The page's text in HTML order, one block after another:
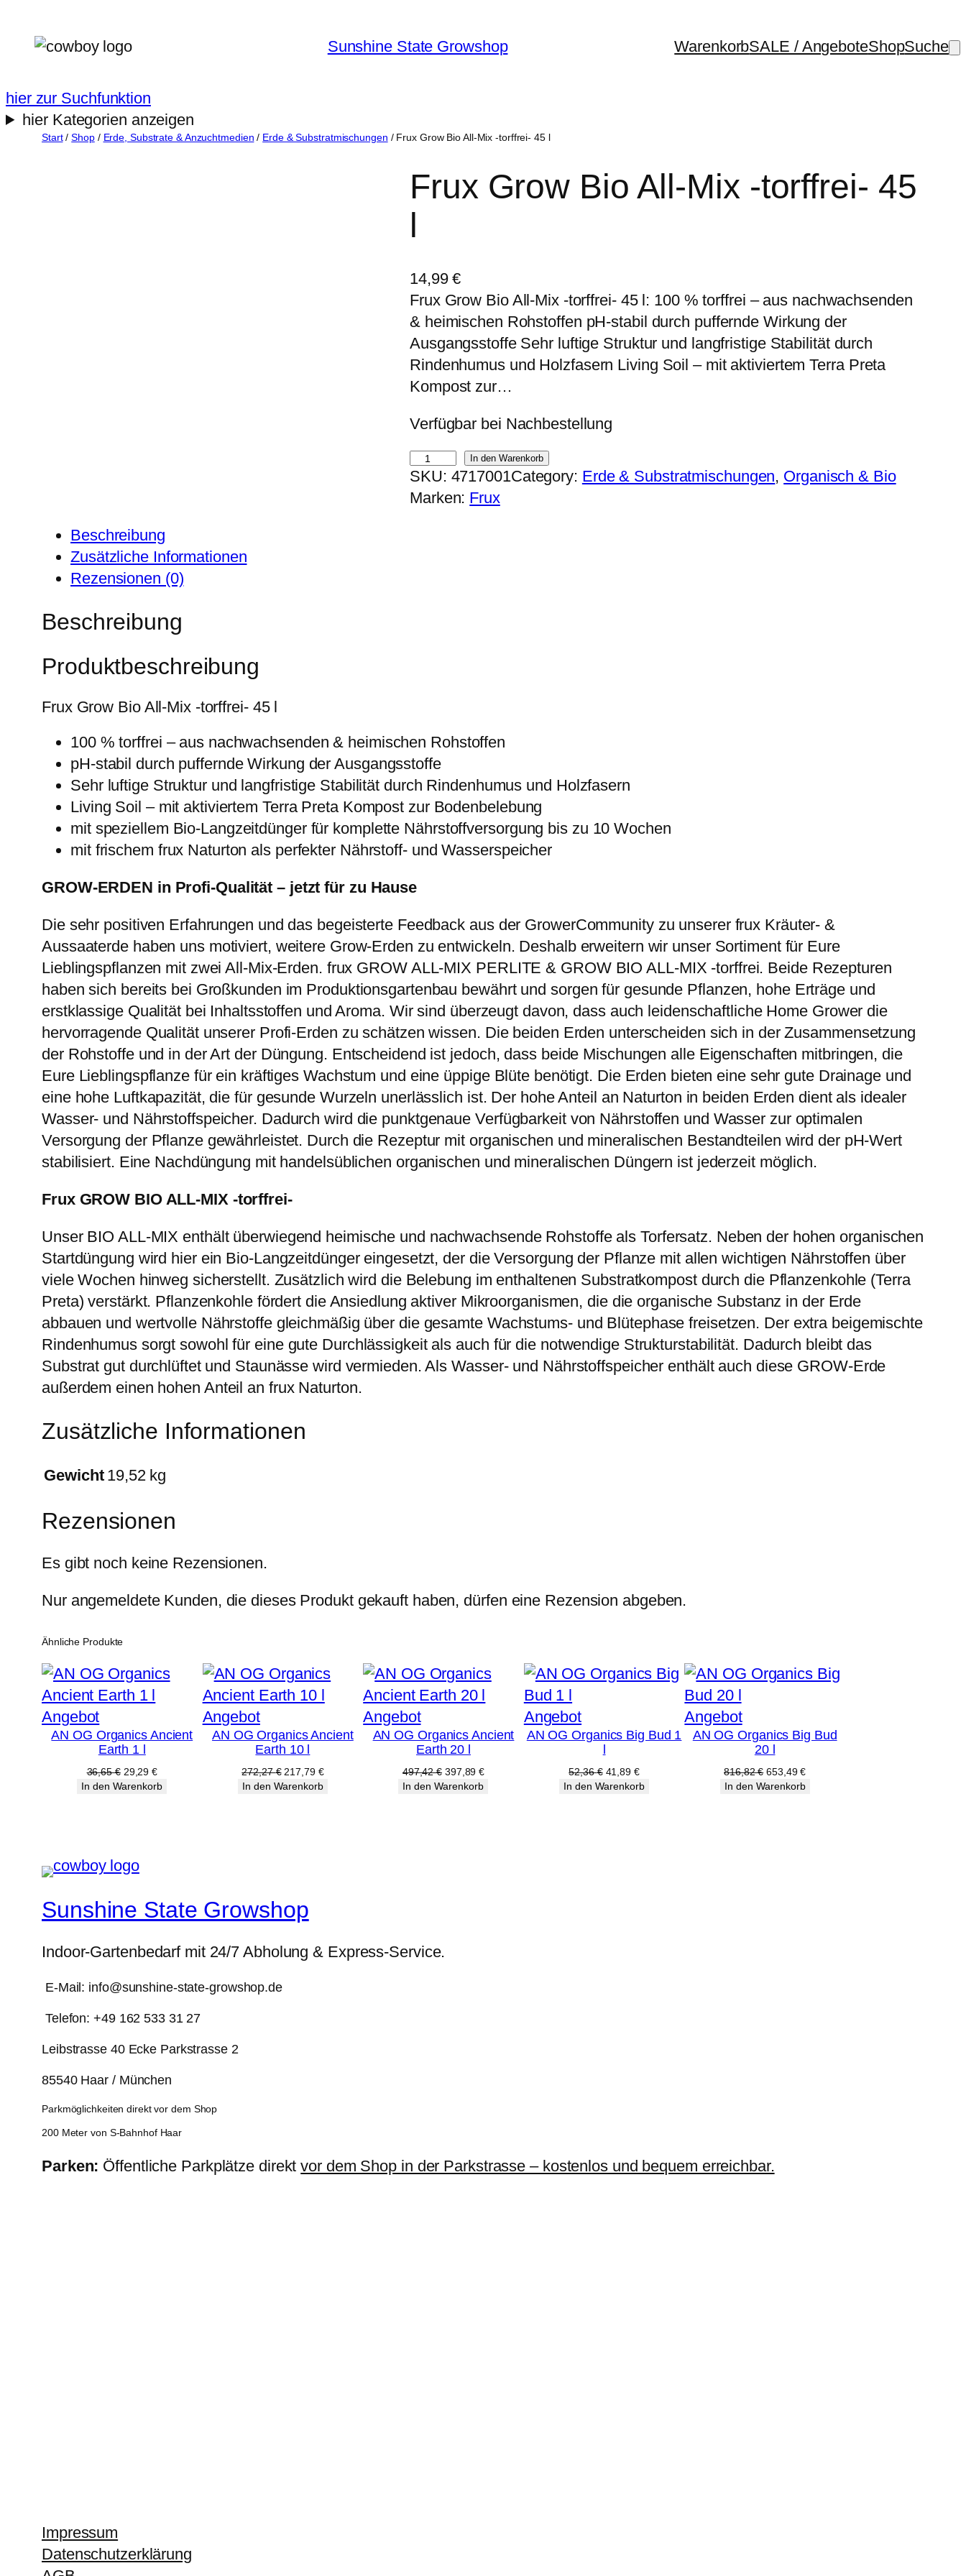
Inhalt
Sunshine State Growshop WarenkorbSALE / AngeboteShopSuche
hier zur Suchfunktion
hier Kategorien anzeigen
Start/Shop/ Erde, Substrate & Anzuchtmedien / Erde & Substratmischungen / Frux Grow Bio All-Mix -torffrei- 45 l
Frux Grow Bio All-Mix -torffrei- 45
14,99€
Frux Grow Bio All-Mix -torffrei- 45 l: 100 % torffrei – aus nachwachsenden
& heimischen Rohstoffen pH-stabil durch puffernde Wirkung der
Ausgangsstoffe Sehr luftige Struktur und langfristige Stabilität durch
Rindenhumus und Holzfasern Living Soil – mit aktiviertem Terra Preta
Kompost zur…
Verfügbar bei Nachbestellung
F
r
u
l
-
M
i
x
-
o
f
f
r
e
i
-
4
5
l
M
e
n
In den Warenkorb
SKU: 4717001Category: Erde & Substratmischungen, Organisch & Bio
Marken: Frux
Beschreibung
Zusätzliche Informationen
Rezensionen (0)
Beschreibung
Produktbeschreibung
Frux Grow Bio All-Mix -torffrei- 45 l
100 % torffrei – aus nachwachsenden & heimischen Rohstoffen
pH-stabil durch puffernde Wirkung der Ausgangsstoffe
Sehr luftige Struktur und langfristige Stabilität durch Rindenhumus und Holzfasern
Living Soil – mit aktiviertem Terra Preta Kompost zur Bodenbelebung
mit speziellem Bio-Langzeitdünger für komplette Nährstoffversorgung bis zu 10 Wochen
mit frischem frux Naturton als perfekter Nährstoff- und Wasserspeicher
GROW-ERDEN in Profi-Qualität – jetzt für zu Hause
Die sehr positiven Erfahrungen und das begeisterte Feedback aus der GrowerCommunity zu unserer frux Kräuter- &
Aussaaterde haben uns motiviert, weitere Grow-Erden zu entwickeln. Deshalb erweitern wir unser Sortiment für Eure
Lieblingspflanzen mit zwei All-Mix-Erden. frux GROW ALL-MIX PERLITE & GROW BIO ALL-MIX -torffrei. Beide Rezepturen
haben sich bereits bei Großkunden im Produktionsgartenbau bewährt und sorgen für gesunde Pflanzen, hohe Erträge und
erstklassige Qualität bei Inhaltsstoffen und Aroma. Wir sind überzeugt davon, dass auch leidenschaftliche Home Grower die
hervorragende Qualität unserer Profi-Erden zu schätzen wissen. Die beiden Erden unterscheiden sich in der Zusammensetzung
der Rohstoffe und in der Art der Düngung. Entscheidend ist jedoch, dass beide Mischungen alle Eigenschaften mitbringen, die
Eure Lieblingspflanze für ein kräftiges Wachstum und eine üppige Blüte benötigt. Die Erden bieten eine sehr gute Drainage und
eine hohe Luftkapazität, die für gesunde Wurzeln unerlässlich ist. Der hohe Anteil an Naturton in beiden Erden dient als idealer
Wasser- und Nährstoffspeicher. Dadurch wird die punktgenaue Verfügbarkeit von Nährstoffen und Wasser zur optimalen
Versorgung der Pflanze gewährleistet. Durch die Rezeptur mit organischen und mineralischen Bestandteilen wird der pH-Wert
stabilisiert. Eine Nachdüngung mit handelsüblichen organischen und mineralischen Düngern ist jederzeit möglich.
Frux GROW BIO ALL-MIX -torffrei-
Unser BIO ALL-MIX enthält überwiegend heimische und nachwachsende Rohstoffe als Torfersatz. Neben der hohen organischen
Startdüngung wird hier ein Bio-Langzeitdünger eingesetzt, der die Versorgung der Pflanze mit allen wichtigen Nährstoffen über
viele Wochen hinweg sicherstellt. Zusätzlich wird die Belebung im enthaltenen Substratkompost durch die Pflanzenkohle (Terra
Preta) verstärkt. Pflanzenkohle fördert die Ansiedlung aktiver Mikroorganismen, die die organische Substanz in der Erde
abbauen und wertvolle Nährstoffe gleichmäßig über die gesamte Wachstums- und Blütephase freisetzen. Der extra beigemischte
Rindenhumus sorgt sowohl für eine gute Durchlässigkeit als auch für die notwendige Strukturstabilität. Dadurch bleibt das
Substrat gut durchlüftet und Staunässe wird vermieden. Als Wasser- und Nährstoffspeicher enthält auch diese GROW-Erde
außerdem einen hohen Anteil an frux Naturton.
Zusätzliche Informationen
Gewicht 19,52 kg
Rezensionen
Es gibt noch keine Rezensionen.
Nur angemeldete Kunden, die dieses Produkt gekauft haben, dürfen eine Rezension abgeben.
Ähnliche Produkte
AngebotProdukt
im
Angebot
AN OG Organics Ancient
Earth 1 l
36,65€ Ursprünglicher
Preis
29,29€Aktueller
Preis
In den Warenkorb
AngebotProdukt
im
Angebot
AN OG Organics Ancient
Earth 10 l
272,27€ Ursprünglicher
Preis
217,79 €Aktueller
Preis
In den Warenkorb
AngebotProdukt
im
Angebot
AN OG Organics Ancient
Earth 20 l
497,42€ Ursprünglicher
Preis
397,89€Aktueller
In den Warenkorb
AngebotProdukt
im
Angebot
AN OG Organics Big Bud 1
52,36€ Ursprünglicher
Preis
41,89 €Aktueller
Preis
In den Warenkorb
AngebotProdukt
im
Angebot
AN OG Organics Big Bud
20 l
816,82€ Ursprünglicher
Preis
653,49€Aktueller
Preis
In den Warenkorb
Sunshine State Growshop
Indoor-Gartenbedarf mit 24/7 Abholung & Express-Service.
E-Mail: info@sunshine-state-growshop.de
Telefon: +49 162 533 31 27
Leibstrasse 40 Ecke Parkstrasse 2
85540 Haar / München
Parkmöglichkeiten direkt vor dem Shop
200 Meter von S-Bahnhof Haar
Parken: Öffentliche Parkplätze direktvor dem Shop in der Parkstrasse – kostenlos und bequem erreichbar.
Impressum
Datenschutzerklärung